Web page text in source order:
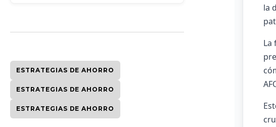
ESTRATEGIAS DE AHORRO
ESTRATEGIAS DE AHORRO
ESTRATEGIAS DE AHORRO
la
La